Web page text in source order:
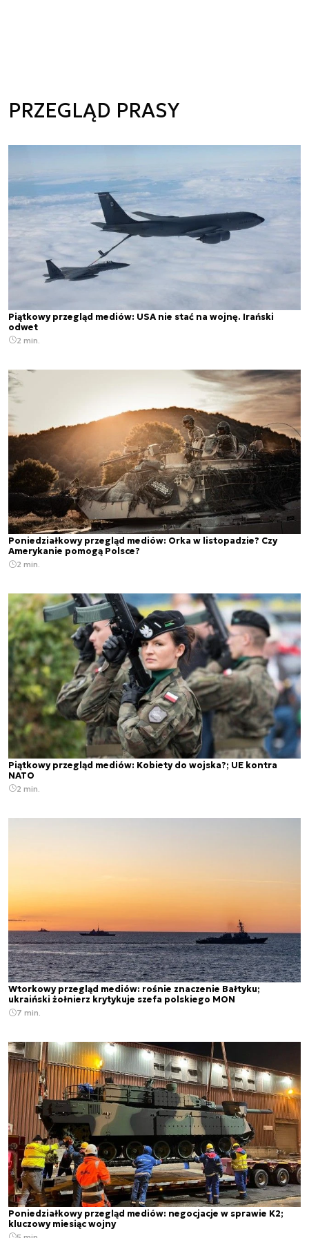
PRZEGLĄD PRASY
Piątkowy przegląd mediów: USA nie stać na wojnę. Irański
odwet
2 min.
Poniedziałkowy przegląd mediów: Orka w listopadzie? Czy
Amerykanie pomogą Polsce?
2 min.
Piątkowy przegląd mediów: Kobiety do wojska?; UE kontra
NATO
2 min.
Wtorkowy przegląd mediów: rośnie znaczenie Bałtyku;
ukraiński żołnierz krytykuje szefa polskiego MON
7 min.
Poniedziałkowy przegląd mediów: negocjacje w sprawie K2;
kluczowy miesiąc wojny